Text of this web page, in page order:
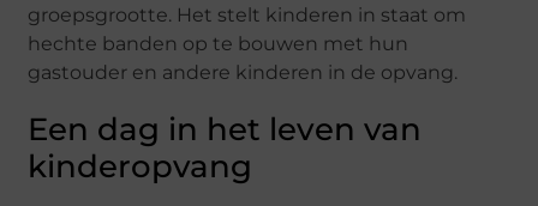
groepsgrootte. Het stelt kinderen in staat om
hechte banden op te bouwen met hun
gastouder en andere kinderen in de opvang.
Een dag in het leven van
kinderopvang